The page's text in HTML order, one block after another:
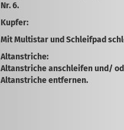
Nr. 6.
Kupfer:
Mit Multistar und Schleifpad
Altanstriche:
Altanstriche anschleifen und/
Altanstriche entfernen.